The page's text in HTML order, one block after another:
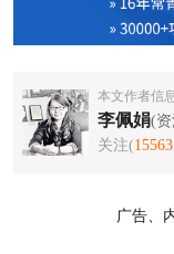
本文作者信息
李佩娟(
关注(
广告、